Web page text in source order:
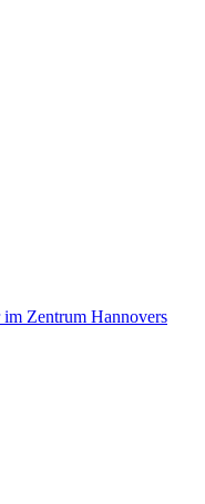
Zentrum Hannovers